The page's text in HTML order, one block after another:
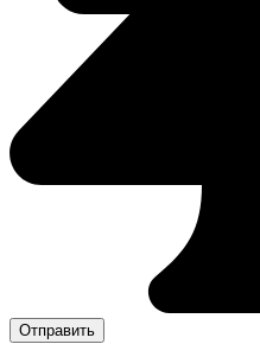
Отправить